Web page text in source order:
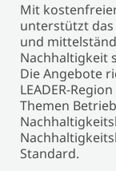
Mit
unterstützt das
und
Nachhaltigkeit
Die Angebote
LEADER-
Themen
Standard.